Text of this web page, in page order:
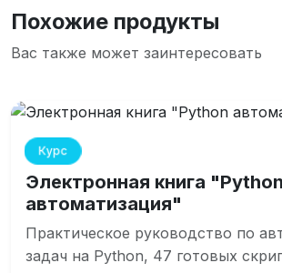
Похожие продукты
Вас также может заинтересовать
Курс
Электронная книга "Python
автоматизация"
Практическое руководство по
задач на Python, 47 готовых